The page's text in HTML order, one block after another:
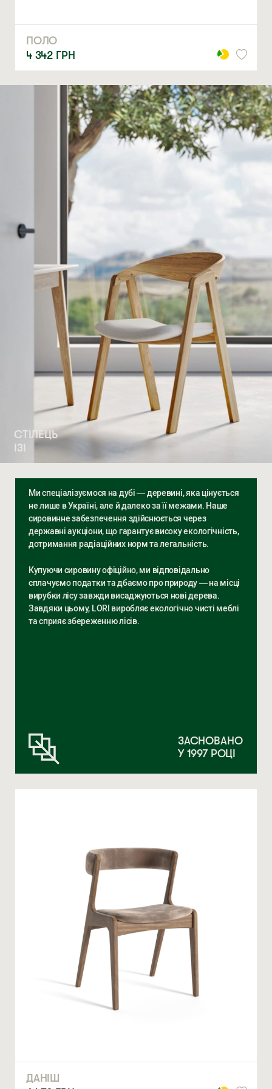
ПОЛО
4 342 ГРН
СТІЛЕЦЬ
ІЗІ
Ми спеціалізуємося на дубі — деревині, яка цінується
не лише в Україні, але й далеко за її межами. Наше
сировинне забезпечення здійснюється через
державні аукціони, що гарантує високу екологічність,
дотримання радіаційних норм та легальність.
Купуючи сировину офіційно, ми відповідально
сплачуємо податки та дбаємо про природу — на місці
вирубки лісу завжди висаджуються нові дерева.
Завдяки цьому, LORI виробляє екологічно чисті меблі
та сприяє збереженню лісів.
ЗАСНОВАНО
У 1997 РОЦІ
ДАНІШ
Ми відкриті для співпраці з компаніями, які займаються
облаштуванням житлової та комерційної нерухомості
НОМЕР ТЕЛЕФОНУ *